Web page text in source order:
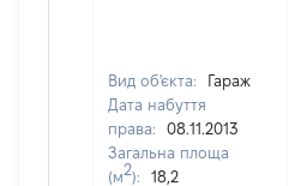
Вид об'єкта:
Гараж
Дата набуття
права:
08.11.2013
Загальна площа
(м2):
18,2